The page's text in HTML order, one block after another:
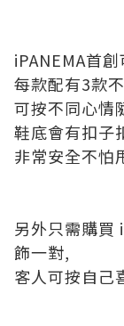
iPANEMA首
每款配有3款
可按不同心情
鞋底會有扣子
非常安全不怕
另外只需購買
飾一對,
客人可按自己